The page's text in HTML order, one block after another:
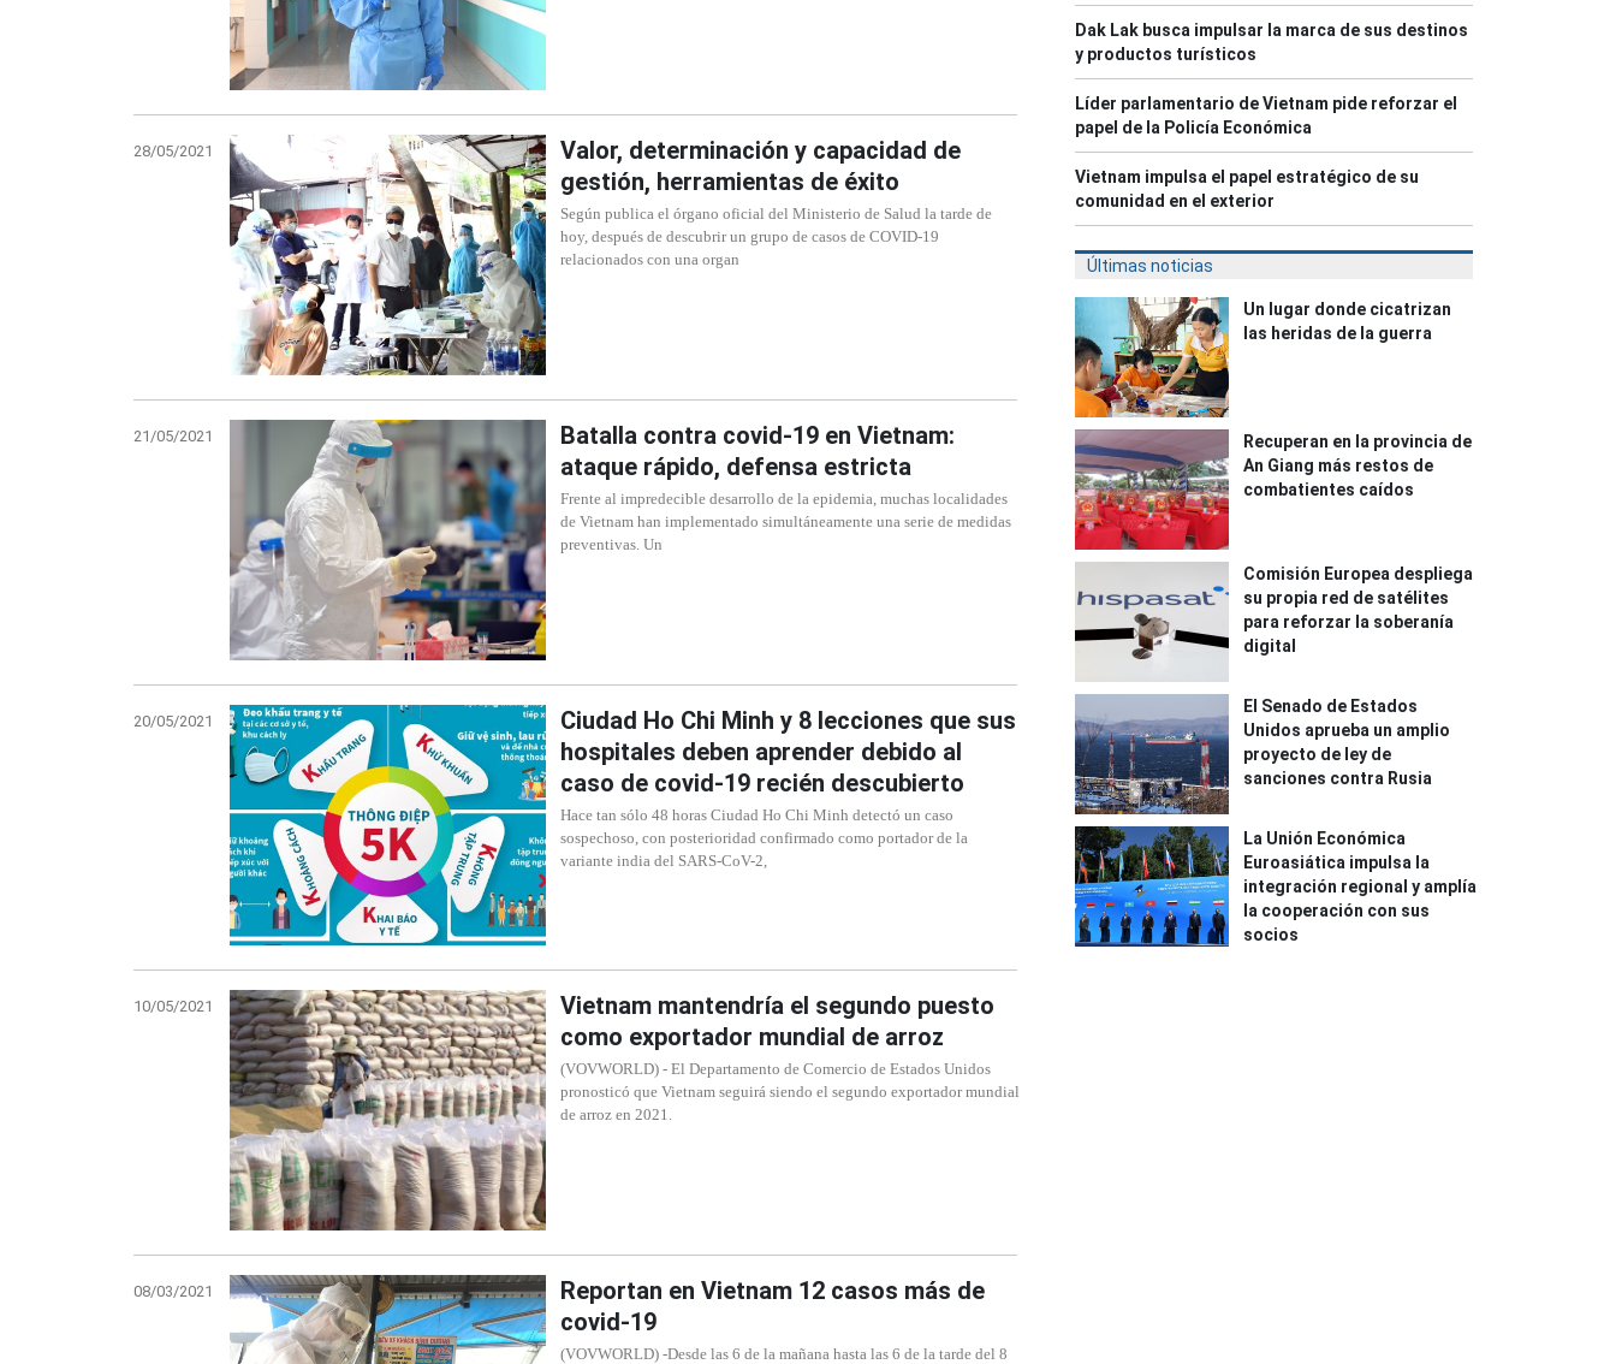
28/05/2021
Valor, determinación y capacidad de
gestión, herramientas de éxito ​
Según publica el órgano oficial del Ministerio de Salud la tarde de
hoy, después de descubrir un grupo de casos de COVID-19
relacionados con una organ
21/05/2021
Batalla contra covid-19 en Vietnam:
ataque rápido, defensa estricta
Frente al impredecible desarrollo de la epidemia, muchas localidades
de Vietnam han implementado simultáneamente una serie de medidas
preventivas. Un
20/05/2021
Ciudad Ho Chi Minh y 8 lecciones que sus
hospitales deben aprender debido al
caso de covid-19 recién descubierto
Hace tan sólo 48 horas Ciudad Ho Chi Minh detectó un caso
sospechoso, con posterioridad confirmado como portador de la
variante india del SARS-CoV-2,
10/05/2021
Vietnam mantendría el segundo puesto
como exportador mundial de arroz
(VOVWORLD) - El Departamento de Comercio de Estados Unidos
pronosticó que Vietnam seguirá siendo el segundo exportador mundial
de arroz en 2021.
08/03/2021
Reportan en Vietnam 12 casos más de
covid-19
(VOVWORLD) -Desde las 6 de la mañana hasta las 6 de la tarde del 8
Dak Lak busca impulsar la marca de sus destinos
y productos turísticos
Líder parlamentario de Vietnam pide reforzar el
papel de la Policía Económica
Vietnam impulsa el papel estratégico de su
comunidad en el exterior
Últimas noticias
Un lugar donde cicatrizan
las heridas de la guerra
Recuperan en la provincia de
An Giang más restos de
combatientes caídos
Comisión Europea despliega
su propia red de satélites
para reforzar la soberanía
digital
El Senado de Estados
Unidos aprueba un amplio
proyecto de ley de
sanciones contra Rusia
La Unión Económica
Euroasiática impulsa la
integración regional y amplía
la cooperación con sus
socios